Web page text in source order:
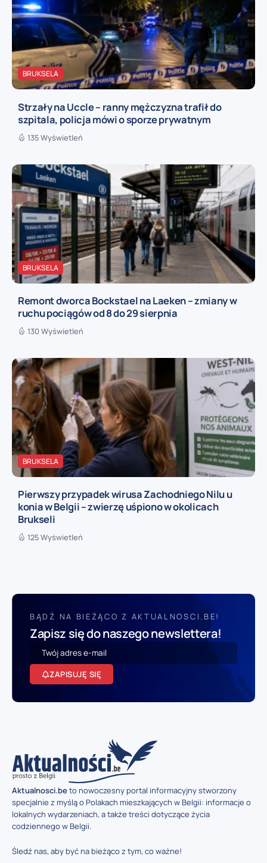
BRUKSELA
Strzały na Uccle – ranny mężczyzna trafił do
szpitala, policja mówi o sporze prywatnym
135 Wyświetleń
BRUKSELA
Remont dworca Bockstael na Laeken – zmiany w
ruchu pociągów od 8 do 29 sierpnia
130 Wyświetleń
BRUKSELA
Pierwszy przypadek wirusa Zachodniego Nilu u
konia w Belgii – zwierzę uśpiono w okolicach
Brukseli
125 Wyświetleń
BĄDŹ NA BIEŻĄCO Z AKTUALNOSCI.BE!
Zapisz się do naszego newslettera!
ZAPISUJĘ SIĘ
Aktualnosci.beto nowoczesny portal informacyjny stworzony
specjalnie z myślą o Polakach mieszkających w Belgii: informacje o
lokalnych wydarzeniach, a także treści dotyczące życia
codziennego w Belgii.
Śledź nas, aby być na bieżąco z tym, co ważne!